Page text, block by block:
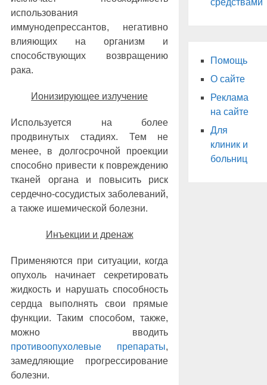
использования
иммунодепрессантов, негативно
влияющих на организм и
способствующих возвращению
рака.
Ионизирующее излучение
Используется на более
продвинутых стадиях. Тем не
менее, в долгосрочной проекции
способно привести к повреждению
тканей органа и повысить риск
сердечно-сосудистых заболеваний,
а также ишемической болезни.
Инъекции и дренаж
Применяются при ситуации, когда
опухоль начинает секретировать
жидкость и нарушать способность
сердца выполнять свои прямые
функции. Таким способом, также,
можно вводить
противоопухолевые препараты,
замедляющие прогрессирование
болезни.
средствами
Помощь
О сайте
Реклама
на сайте
Для
клиник и
больниц